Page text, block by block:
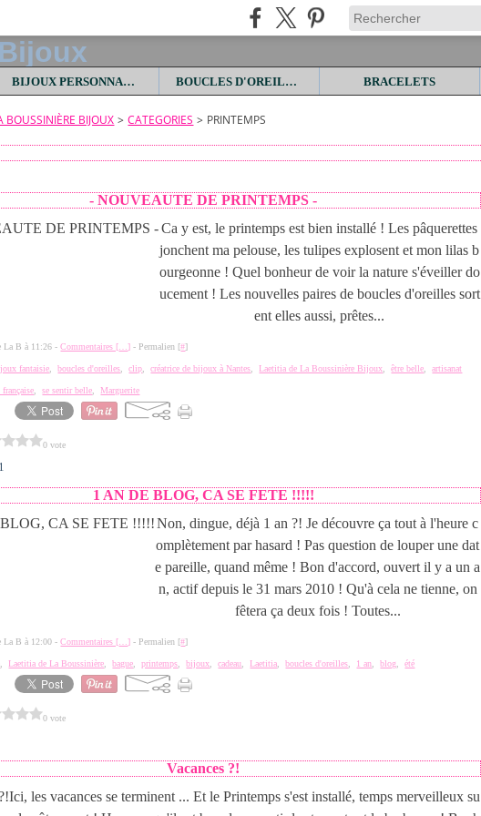
BIJOUX PERSONNALISES BOUCLES D'OREILLES BRACELETS
BOUSSINIÈRE BIJOUX > CATEGORIES > PRINTEMPS
- NOUVEAUTE DE PRINTEMPS -
Ca y est, le printemps est bien installé ! Les pâquerettes
jonchent ma pelouse, les tulipes explosent et mon lilas b
ourgeonne ! Quel bonheur de voir la nature s'éveiller do
ucement ! Les nouvelles paires de boucles d'oreilles sort
ent elles aussi, prêtes...
La B à 11:26 -Commentaires [ …] - Permalien [#]
fantaisie ,boucles d'oreilles ,clip ,créatrice de bijoux à Nantes ,Laetitia de La Boussinière Bijoux ,être belle ,artisanat
,se sentir belle ,Marguerite
0 vote
1 AN DE BLOG, CA SE FETE !!!!!
Non, dingue, déjà 1 an ?! Je découvre ça tout à l'heure c
omplètement par hasard ! Pas question de louper une dat
e pareille, quand même ! Bon d'accord, ouvert il y a un a
n, actif depuis le 31 mars 2010 ! Qu'à cela ne tienne, on
fêtera ça deux fois ! Toutes...
La B à 12:00 -Commentaires [ …] - Permalien [#]
,Laetitia de La Boussinière ,bague ,printemps ,bijoux ,cadeau ,Laetitia ,boucles d'oreilles 1 an ,blog ,été
0 vote
Vacances ?!
Ici, les vacances se terminent ... Et le Printemps s'est installé, temps merveilleux su